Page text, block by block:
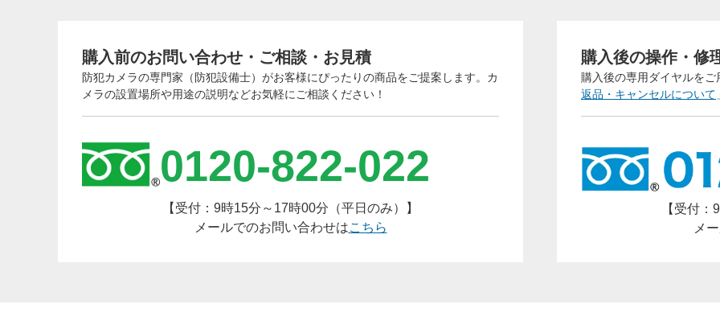
６．土日・祝祭日を挟んだ場合およびご質問の内容によっては、
答までに日数がかかる場合がございます。予めご了承ください。
購入前のお問い合わせ・ご相談・お見積
防犯カメラの専門家（防犯設備士）がお客様にぴったりの商品をご提案します。カ
メラの設置場所や用途の説明などお気軽にご相談ください！
0120-822-022
【受付：9時15分～17時00分（平日のみ）】
メールでのお問い合わせはこちら
購入後の操作・修
購入後の専用ダイヤルを
返品・キャンセルについて
【受付
メ